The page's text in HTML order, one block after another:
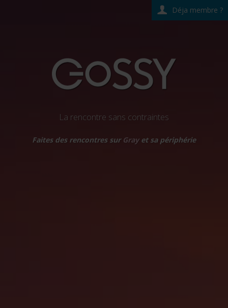
Déja membre ?
La rencontre sans contraintes
Faites des rencontres sur Grayet sa périphérie